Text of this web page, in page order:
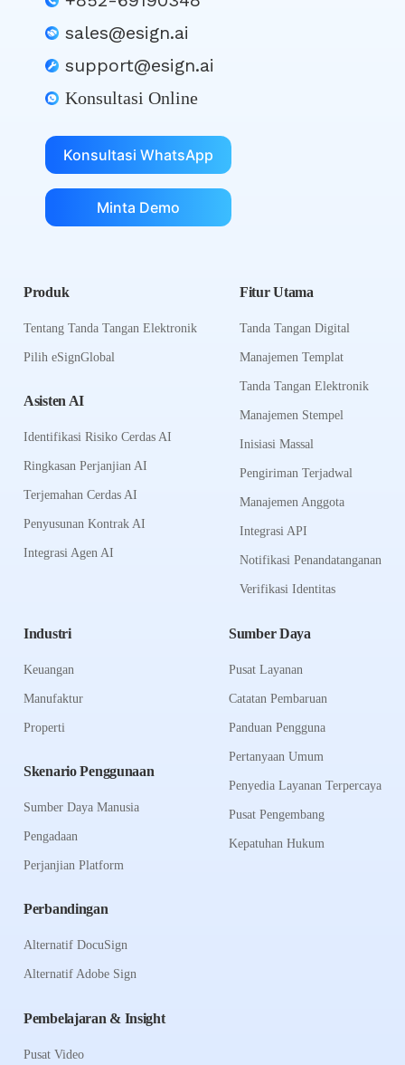
sales@esign.ai
support@esign.ai
Konsultasi Online
Konsultasi WhatsApp
Minta Demo
Produk
Tentang Tanda Tangan Elektronik
Pilih eSignGlobal
Asisten AI
Identifikasi Risiko Cerdas AI
Ringkasan Perjanjian AI
Terjemahan Cerdas AI
Penyusunan Kontrak AI
Integrasi Agen AI
Fitur Utama
Tanda Tangan Digital
Manajemen Templat
Tanda Tangan Elektronik
Manajemen Stempel
Inisiasi Massal
Pengiriman Terjadwal
Manajemen Anggota
Integrasi API
Notifikasi Penandatanganan
Verifikasi Identitas
Industri
Keuangan
Manufaktur
Properti
Skenario Penggunaan
Sumber Daya Manusia
Pengadaan
Perjanjian Platform
Perbandingan
Alternatif DocuSign
Alternatif Adobe Sign
Sumber Daya
Pusat Layanan
Catatan Pembaruan
Panduan Pengguna
Pertanyaan Umum
Penyedia Layanan Terpercaya
Pusat Pengembang
Kepatuhan Hukum
Pembelajaran & Insight
Pusat Video